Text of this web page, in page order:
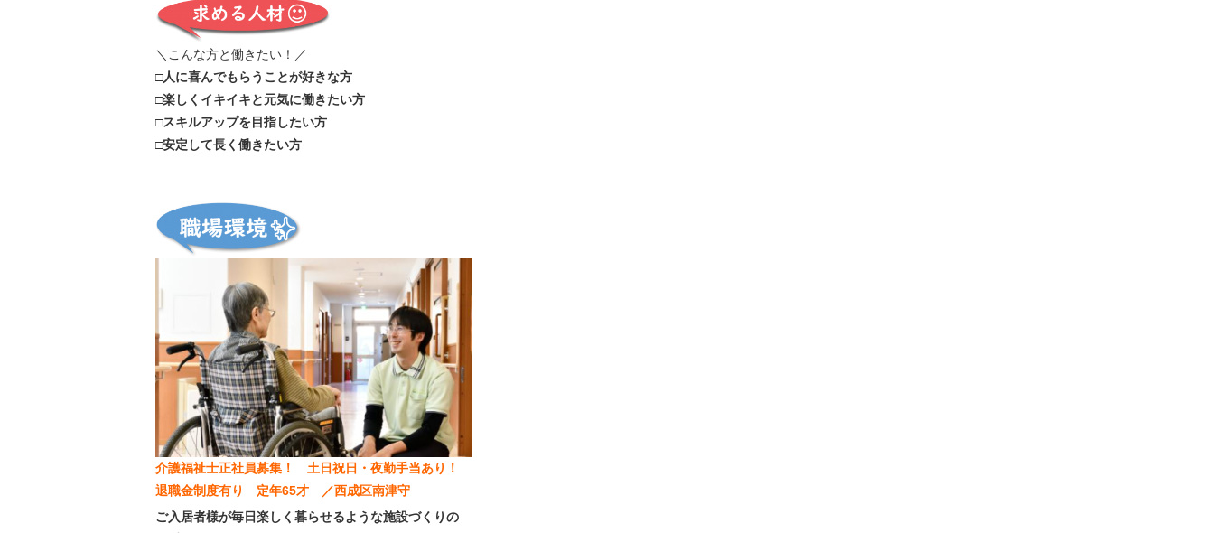
＼こんな方と働きたい！／
□人に喜んでもらうことが好きな方
□楽しくイキイキと元気に働きたい方
□スキルアップを目指したい方
□安定して長く働きたい方
介護福祉士正社員募集！ 土日祝日・夜勤手当あり！
退職金制度有り 定年65才 ／西成区南津守
ご入居者様が毎日楽しく暮らせるような施設づくりの